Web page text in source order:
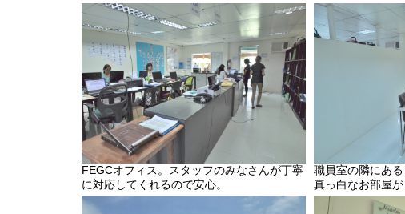
FEGCオフィス。スタッフのみなさんが丁寧
に対応してくれるので安心。
職員室の隣にある
真っ白なお部屋が